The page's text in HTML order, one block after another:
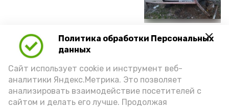
Политика обработки Персональных
данных
Сайт использует cookie и инструмент веб-
аналитики Яндекс.Метрика. Это позволяет
анализировать взаимодействие посетителей с
сайтом и делать его лучше. Продолжая
В результате аварии обошлось без жертв
25 марта 2023, 11:35
Знаменцы приняли участие в
конкурсе танца в Волжском